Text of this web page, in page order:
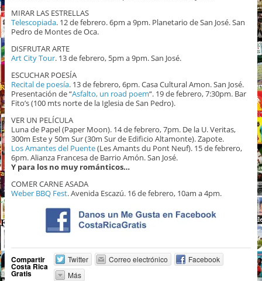
MIRAR LAS ESTRELLAS
Telescopiada. 12 de febrero. 6pm a 9pm. Planetario de San José. San
Pedro de Montes de Oca.
DISFRUTAR ARTE
Art City Tour. 13 de febrero, 5pm a 9pm. San José.
ESCUCHAR POESÍA
Recital de poesía. 13 de febrero, 6pm. Casa Cultural Amon. San José.
Presentación de “Asfalto, un road poem“. 19 de febrero, 7:30pm. Bar
Fito’s (100 mts norte de la Iglesia de San Pedro).
VER UN PELÍCULA
Luna de Papel (Paper Moon). 14 de febrero, 7pm. De la U. Veritas,
300m Este y 50m Sur (30m Sur de Edificio Altamonte). Zapote.
Los Amantes del Puente(Les Amants du Pont Neuf). 15 de febrero,
6pm. Alianza Francesa de Barrio Amón. San José.
Y para los no muy románticos…
COMER CARNE ASADA
Weber BBQ Fest. Avenida Escazú. 16 de febrero, 10am a 4pm.
Compartir
Costa Rica
Gratis
Twitter Correo electrónico
Facebook
Más